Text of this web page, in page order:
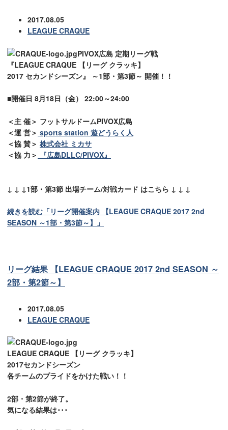
2017.08.05
LEAGUE CRAQUE
PIVOX広島 定期リーグ戦
『LEAGUE CRAQUE 【リーグ クラッキ】
2017 セカンドシーズン』 ～1部・第3節～ 開催！！
■開催日 8月18日（金） 22:00～24:00
＜主 催＞ フットサルドームPIVOX広島
＜運 営＞ sports station 遊どうらく人
＜協 賛＞ 株式会社 ミカサ
＜協 力＞
『広島DLLC/PIVOX』
↓ ↓ ↓1部・第3節 出場チーム/対戦カード はこちら ↓ ↓ ↓
続きを読む「リーグ開催案内 【LEAGUE CRAQUE 2017 2nd
SEASON ～1部・第3節～】」
リーグ結果 【LEAGUE CRAQUE 2017 2nd SEASON ～
2部・第2節～】
2017.08.05
LEAGUE CRAQUE
LEAGUE CRAQUE 【リーグ クラッキ】
2017セカンドシーズン
各チームのプライドをかけた戦い！！
2部・第2節が終了。
気になる結果は･･･